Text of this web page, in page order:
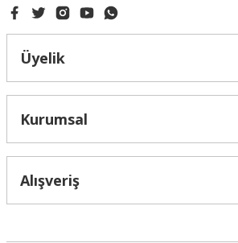
Üyelik
Kurumsal
Alışveriş